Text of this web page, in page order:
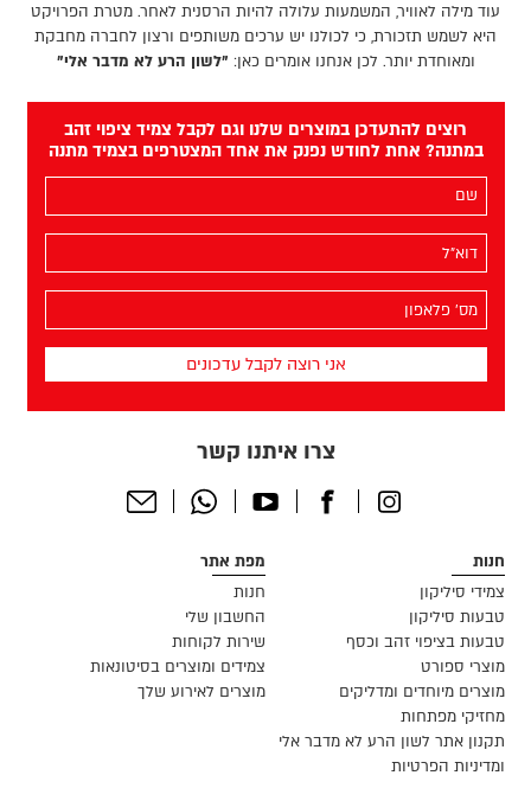
עוד מילה לאוויר, המשמעות עלולה להיות הרסנית לאחר. מטרת הפרויקט
היא לשמש תזכורת, כי לכולנו יש ערכים משותפים ורצון לחברה מחבקת
ומאוחדת יותר. לכן אנחנו אומרים כאן: "לשון הרע לא מדבר אלי"
רוצים להתעדכן במוצרים שלנו וגם לקבל צמיד ציפוי זהב
במתנה? אחת לחודש נפנק את אחד המצטרפים בצמיד מתנה
שלך
הפלאפון
צרו איתנו קשר
Instagram
Facebook
Youtube
Whatsapp
Send
חנות
צמידי סיליקון
טבעות סיליקון
טבעות בציפוי זהב וכסף
מוצרי ספורט
מוצרים מיוחדים ומדליקים
מחזיקי מפתחות
תקנון אתר לשון הרע לא מדבר אלי
ומדיניות הפרטיות
מפת אתר
חנות
החשבון שלי
שירות לקוחות
צמידים ומוצרים בסיטונאות
מוצרים לאירוע שלך